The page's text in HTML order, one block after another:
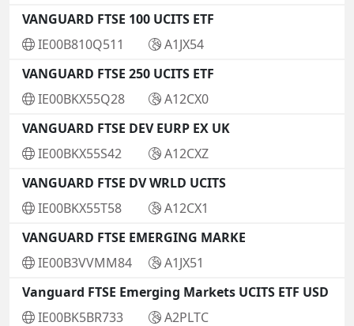
VANGUARD FTSE 100 UCITS ETF
IE00B810Q511
A1JX54
VANGUARD FTSE 250 UCITS ETF
IE00BKX55Q28
A12CX0
VANGUARD FTSE DEV EURP EX UK
IE00BKX55S42
A12CXZ
VANGUARD FTSE DV WRLD UCITS
IE00BKX55T58
A12CX1
VANGUARD FTSE EMERGING MARKE
IE00B3VVMM84
A1JX51
Vanguard FTSE Emerging Markets UCITS ETF USD
IE00BK5BR733
A2PLTC